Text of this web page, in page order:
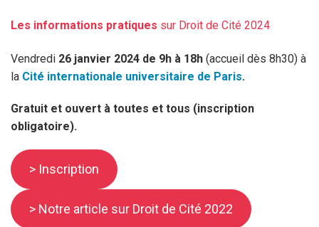
Les informations pratiques sur Droit de Cité 2024
Vendredi 26 janvier 2024 de 9h à 18h (accueil dès 8h30) à
la Cité internationale universitaire de Paris.
Gratuit et ouvert à toutes et tous (inscription
obligatoire).
> Inscription
> Notre article sur Droit de Cité 2022